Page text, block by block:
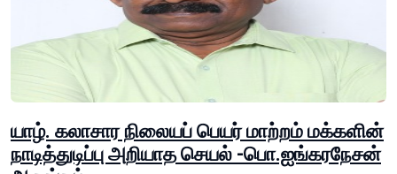
யாழ். கலாசார நிலையப் பெயர் மாற்றம் மக்களின்
நாடித்துடிப்பு அறியாத செயல் -பொ.ஐங்கரநேசன்